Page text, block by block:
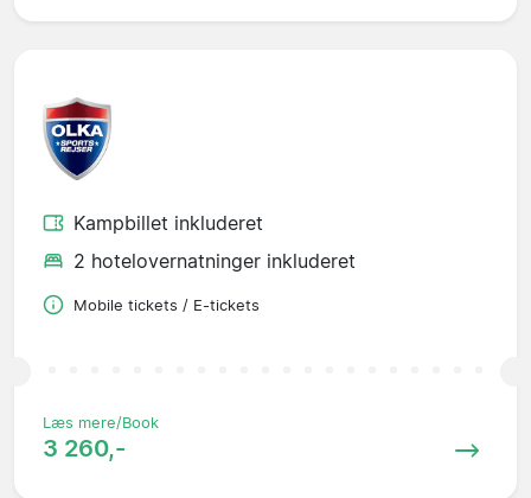
Kampbillet inkluderet
2 hotelovernatninger inkluderet
Mobile tickets / E-tickets
Læs mere/Book
3 260,-